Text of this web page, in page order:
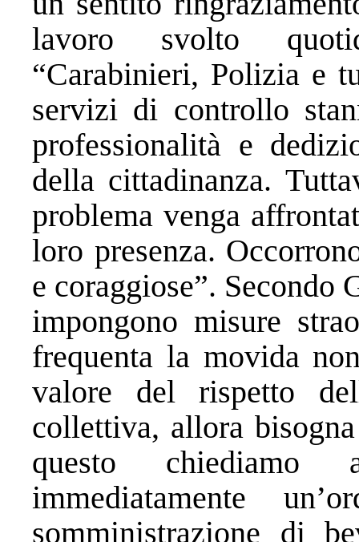
lavoro svolto
“Carabinieri, Polizia e
servizi di controllo
professionalità e
della cittadinanza.
problema venga
loro presenza.
e coraggiose”.
impongono misure
frequenta la movida
valore del rispetto
collettiva, allora
questo
immediatamente
somministrazione di